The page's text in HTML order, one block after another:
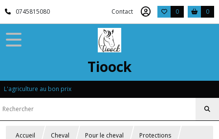
0745815080 Contact 0 0
Tioock
L'agriculture au bon prix
Accueil Cheval Pour le cheval Protections